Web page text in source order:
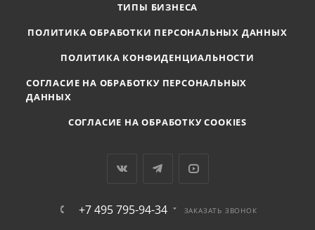
ТИПЫ БИЗНЕСА
ПОЛИТИКА ОБРАБОТКИ ПЕРСОНАЛЬНЫХ ДАННЫХ
ПОЛИТИКА КОНФИДЕНЦИАЛЬНОСТИ
СОГЛАСИЕ НА ОБРАБОТКУ ПЕРСОНАЛЬНЫХ
ДАННЫХ
СОГЛАСИЕ НА ОБРАБОТКУ COOKIES
+7 495 795-94-34 ЗАКАЗАТЬ ЗВОНОК